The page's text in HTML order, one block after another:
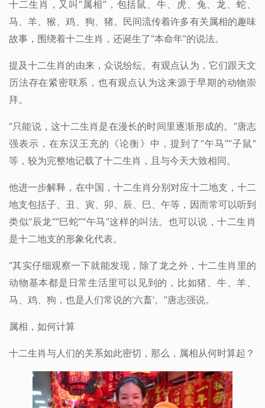
十二生肖，又叫“属相”，包括鼠、牛、虎、兔、龙、蛇、
马、羊、猴、鸡、狗、猪。民间流传着许多有关属相的趣味
故事，围绕着十二生肖，还诞生了“本命年”的说法。
提及十二生肖的由来，众说纷纭。有观点认为，它们跟天文
历法存在紧密联系，也有观点认为这来源于早期的动物崇
拜。
“只能说，这十二生肖是在漫长的时间里逐渐形成的。”唐志
强表示，在东汉王充的《论衡》中，提到了“午马”“子鼠”
等，较为完整地记载了十二生肖，且与今天大致相同。
他进一步解释，在中国，十二生肖分别对应十二地支，十二
地支包括子、丑、寅、卯、辰、巳、午等，因而常可以听到
类似“辰龙”“巳蛇”“午马”这样的叫法。也可以说，十二生肖
是十二地支的形象化代表。
“其实仔细观察一下就能发现，除了龙之外，十二生肖里的
动物基本都是日常生活里可以见到的，比如猪、牛、羊、
马、鸡、狗，也是人们常说的‘六畜’。”唐志强说。
属相，如何计算
十二生肖与人们的关系如此密切，那么，属相从何时算起？